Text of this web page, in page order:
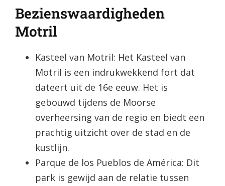
Bezienswaardigheden
Motril
Kasteel van Motril: Het Kasteel van
Motril is een indrukwekkend fort dat
dateert uit de 16e eeuw. Het is
gebouwd tijdens de Moorse
overheersing van de regio en biedt een
prachtig uitzicht over de stad en de
kustlijn.
Parque de los Pueblos de América: Dit
park is gewijd aan de relatie tussen